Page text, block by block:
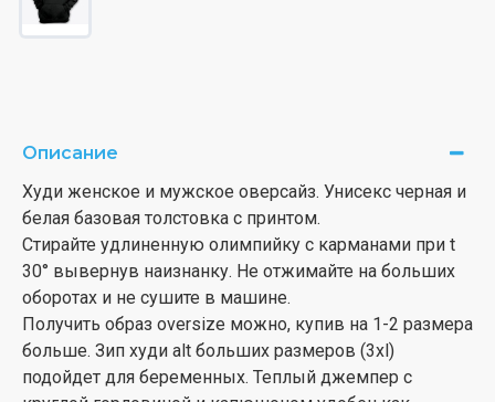
Описание
Худи женское и мужское оверсайз. Унисекс черная и
белая базовая толстовка с принтом.
Стирайте удлиненную олимпийку с карманами при t
30° вывернув наизнанку. Не отжимайте на больших
оборотах и не сушите в машине.
Получить образ oversize можно, купив на 1-2 размера
больше. Зип худи alt больших размеров (3xl)
подойдет для беременных. Теплый джемпер с